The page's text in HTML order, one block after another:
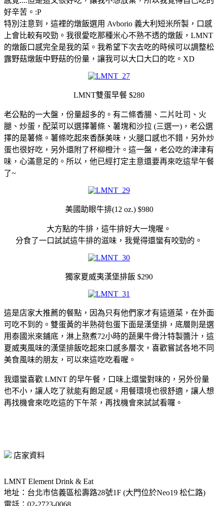
好辛苦。:P
特別注意到，這裡的燉飯選用 Avborio 義大利短米所製，口感
上會比較有咬勁。我很愛吃那種米心不熟不透的燉飯，LMNT
的燉飯口感完全是我的菜。我希望下次去吃的時候可以調整松
露野菇燉飯中野菇的份量，讓我可以大口大口的吃。XD
LMNT雙蛋早餐 $280
老公點的一大盤，份量超多的。有二條香腸、二片吐司、火
腿、炒蛋，配菜可以選擇薯條、薯塊和沙拉 (三選一)，老公選
擇的是薯條。薯條吃起來香酥美味，火腿口感也不錯，另外炒
蛋也很好吃，另外還附了杯柳橙汁。這一盤，老公吃的津津有
味，心滿意足的。所以，他已經打定主意還要再來吃這早午餐
了~
美國助眼牛排(12 oz.) $980
大方點的牛排，這牛排好大一塊喔。
分食了一口試試這牛排的滋味，我覺得還蠻有咬勁的。
獨家夏威夷漢堡排飯 $290
這是店家大推薦的餐點，因為只有他們家才有這道菜，在外面
可吃不到的。雙蛋黃的半熟荷包蛋下面是漢堡排，底層則是選
用泰國米來鋪底，淋上熬煮72小時的蔬果牛骨汁特製醬汁，這
夏威夷風味的漢堡排飯吃起來口感多層次，喜歡嘗試各地不同
美食風味的朋友，可以來這吃吃看喔。
我還蠻喜歡 LMNT 的早午餐，口味上還蠻對味的，另外份量
也不小，讓人吃了就能有飽足感。用餐環境也很舒適，讓人想
再找機會來吃吃這的下午茶，再找機會來試試看囉。
店家資料
LMNT Element Drink & Eat
地址：台北市信義區松壽路28號1F (大門位於Neo19 松仁路)
電話：02-2723-0068